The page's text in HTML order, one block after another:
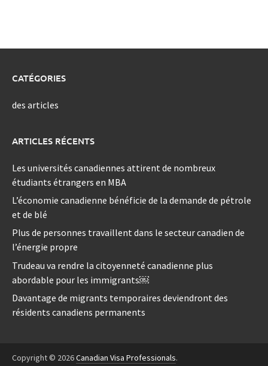
CATÉGORIES
des articles
ARTICLES RÉCENTS
Les universités canadiennes attirent de nombreux
étudiants étrangers en MBA
L’économie canadienne bénéficie de la demande de pétrole
et de blé
Plus de personnes travaillent dans le secteur canadien de
l’énergie propre
Trudeau va rendre la citoyenneté canadienne plus
abordable pour les immigrants￼
Davantage de migrants temporaires deviendront des
résidents canadiens permanents
Copyright © 2026Canadian Visa Professionals.